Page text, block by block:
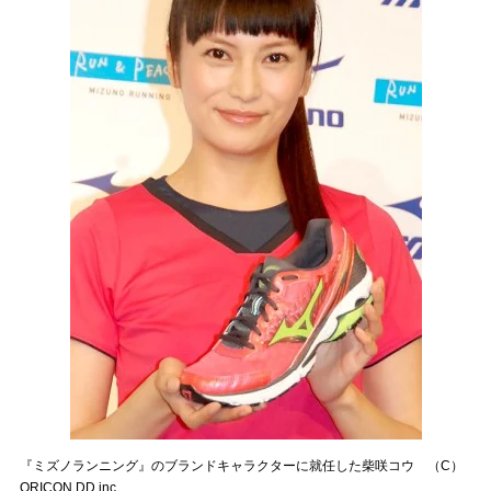
『ミズノランニング』のブランドキャラクターに就任した柴咲コウ （C）
ORICON DD inc.